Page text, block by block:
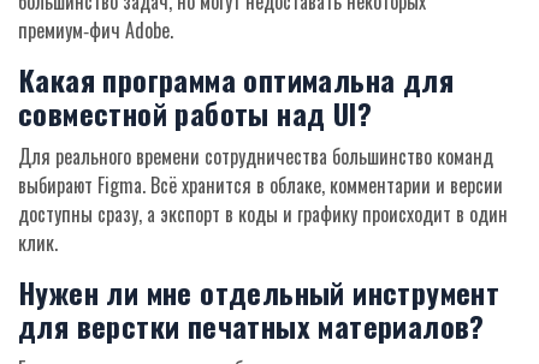
премиум‑фич Adobe.
Какая программа оптимальна для
совместной работы над UI?
Для реального времени сотрудничества большинство команд
выбирают Figma. Всё хранится в облаке, комментарии и версии
доступны сразу, а экспорт в коды и графику происходит в один
клик.
Нужен ли мне отдельный инструмент
для верстки печатных материалов?